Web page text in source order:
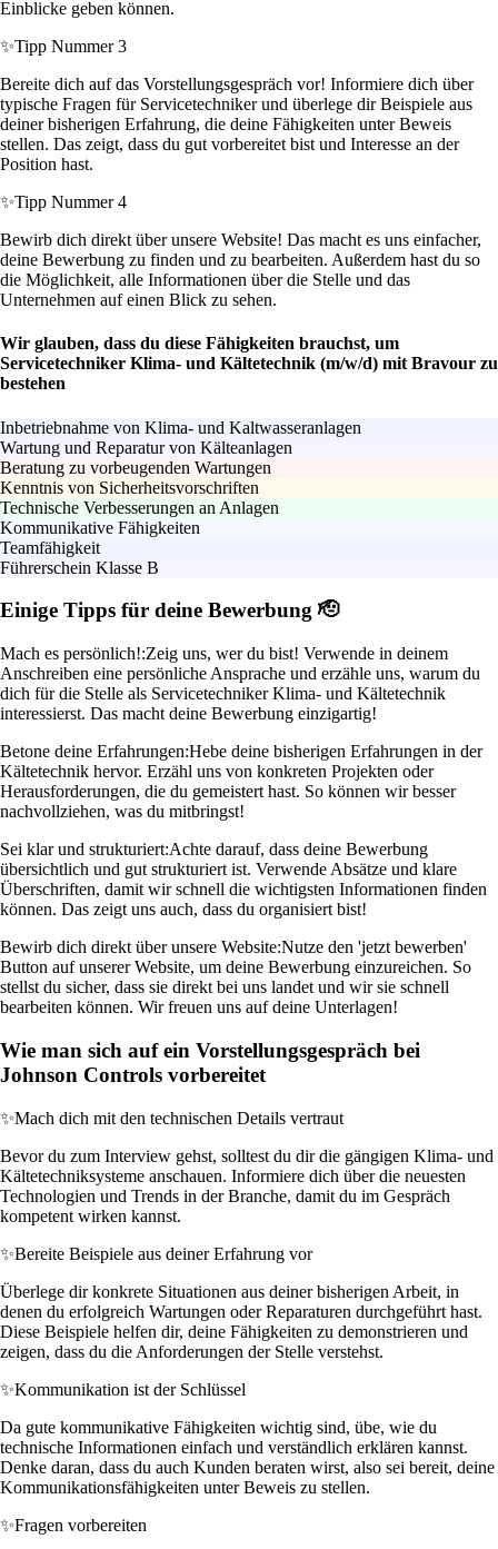
Einblicke geben können.
✨Tipp Nummer 3
Bereite dich auf das Vorstellungsgespräch vor! Informiere dich über
typische Fragen für Servicetechniker und überlege dir Beispiele aus
deiner bisherigen Erfahrung, die deine Fähigkeiten unter Beweis
stellen. Das zeigt, dass du gut vorbereitet bist und Interesse an der
Position hast.
✨Tipp Nummer 4
Bewirb dich direkt über unsere Website! Das macht es uns einfacher,
deine Bewerbung zu finden und zu bearbeiten. Außerdem hast du so
die Möglichkeit, alle Informationen über die Stelle und das
Unternehmen auf einen Blick zu sehen.
Wir glauben, dass du diese Fähigkeiten brauchst, um
Servicetechniker Klima- und Kältetechnik (m/w/d) mit Bravour zu
bestehen
Inbetriebnahme von Klima- und Kaltwasseranlagen
Wartung und Reparatur von Kälteanlagen
Beratung zu vorbeugenden Wartungen
Kenntnis von Sicherheitsvorschriften
Technische Verbesserungen an Anlagen
Kommunikative Fähigkeiten
Teamfähigkeit
Führerschein Klasse B
Einige Tipps für deine Bewerbung 🫡
Mach es persönlich!:Zeig uns, wer du bist! Verwende in deinem
Anschreiben eine persönliche Ansprache und erzähle uns, warum du
dich für die Stelle als Servicetechniker Klima- und Kältetechnik
interessierst. Das macht deine Bewerbung einzigartig!
Betone deine Erfahrungen:Hebe deine bisherigen Erfahrungen in der
Kältetechnik hervor. Erzähl uns von konkreten Projekten oder
Herausforderungen, die du gemeistert hast. So können wir besser
nachvollziehen, was du mitbringst!
Sei klar und strukturiert:Achte darauf, dass deine Bewerbung
übersichtlich und gut strukturiert ist. Verwende Absätze und klare
Überschriften, damit wir schnell die wichtigsten Informationen finden
können. Das zeigt uns auch, dass du organisiert bist!
Bewirb dich direkt über unsere Website:Nutze den 'jetzt bewerben'
Button auf unserer Website, um deine Bewerbung einzureichen. So
stellst du sicher, dass sie direkt bei uns landet und wir sie schnell
bearbeiten können. Wir freuen uns auf deine Unterlagen!
Wie man sich auf ein Vorstellungsgespräch bei
Johnson Controls vorbereitet
✨Mach dich mit den technischen Details vertraut
Bevor du zum Interview gehst, solltest du dir die gängigen Klima- und
Kältetechniksysteme anschauen. Informiere dich über die neuesten
Technologien und Trends in der Branche, damit du im Gespräch
kompetent wirken kannst.
✨Bereite Beispiele aus deiner Erfahrung vor
Überlege dir konkrete Situationen aus deiner bisherigen Arbeit, in
denen du erfolgreich Wartungen oder Reparaturen durchgeführt hast.
Diese Beispiele helfen dir, deine Fähigkeiten zu demonstrieren und
zeigen, dass du die Anforderungen der Stelle verstehst.
✨Kommunikation ist der Schlüssel
Da gute kommunikative Fähigkeiten wichtig sind, übe, wie du
technische Informationen einfach und verständlich erklären kannst.
Denke daran, dass du auch Kunden beraten wirst, also sei bereit, deine
Kommunikationsfähigkeiten unter Beweis zu stellen.
✨Fragen vorbereiten